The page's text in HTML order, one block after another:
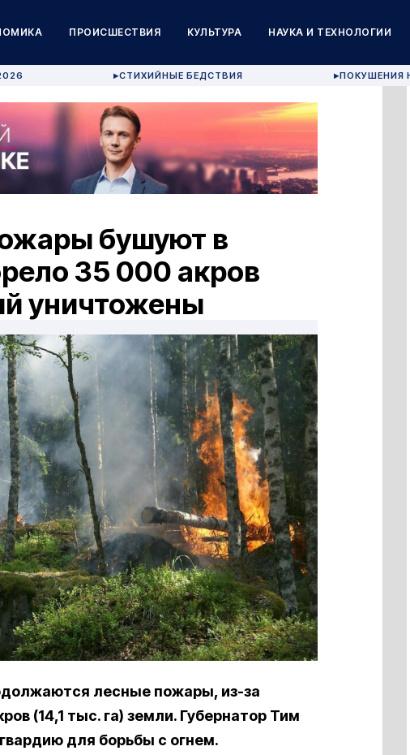
ПРОИСШЕСТВИЯ КУЛЬТУРА НАУКА И ТЕХНОЛОГИИ
▶СТИХИЙНЫЕ БЕДСТВИЯ ▶ПОКУШЕНИЯ
бушуют в
35 000 акров
уничтожены
лесные пожары, из-за
(14,1 тыс. га) земли. Губернатор Тим
для борьбы с огнем.